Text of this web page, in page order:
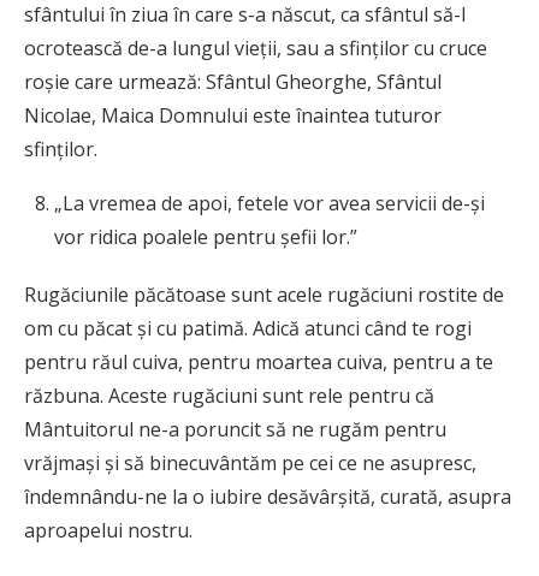
sfântului în ziua în care s-a născut, ca sfântul să-l
ocrotească de-a lungul vieţii, sau a sfinţilor cu cruce
roşie care urmează: Sfântul Gheorghe, Sfântul
Nicolae, Maica Domnului este înaintea tuturor
sfinţilor.
„La vremea de apoi, fetele vor avea servicii de-şi
vor ridica poalele pentru şefii lor.”
Rugăciunile păcătoase sunt acele rugăciuni rostite de
om cu păcat şi cu patimă. Adică atunci când te rogi
pentru răul cuiva, pentru moartea cuiva, pentru a te
răzbuna. Aceste rugăciuni sunt rele pentru că
Mântuitorul ne-a poruncit să ne rugăm pentru
vrăjmaşi şi să binecuvântăm pe cei ce ne asupresc,
îndemnându-ne la o iubire desăvârşită, curată, asupra
aproapelui nostru.